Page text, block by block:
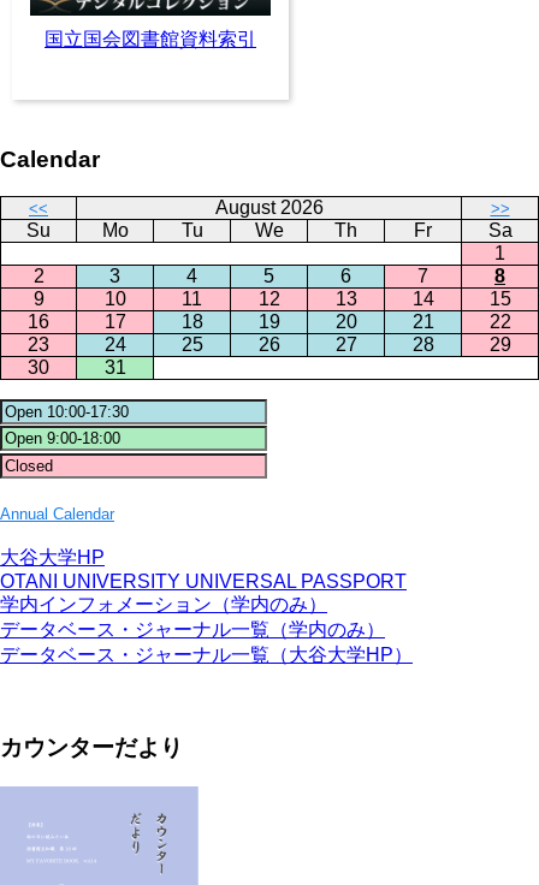
国立国会図書館資料索引
Calendar
<< August 2026 >>
Su Mo Tu We Th Fr
Sa
1
2
3 4 5 6 7
8
9
10 11 12 13 14
15
16
17 18 19 20 21
22
23
24 25 26 27 28
29
30
31
Annual Calendar
大谷大学HP
OTANI UNIVERSITY UNIVERSAL PASSPORT
学内インフォメーション（学内のみ）
データベース・ジャーナル一覧（学内のみ）
データベース・ジャーナル一覧（大谷大学HP）
カウンターだより